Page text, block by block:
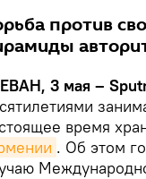
против
3 мая –
время
. Об этом